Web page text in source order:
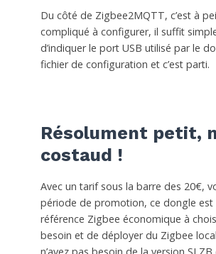
Du côté de Zigbee2MQTT, c’est à
compliqué à configurer, il suffit
d’indiquer le port USB utilisé par le
fichier de configuration et c’est parti.
Résolument petit,
costaud !
Avec un tarif sous la barre des 20€,
période de promotion, ce dongle est
référence Zigbee économique à
besoin et de déployer du Zigbee
n’avez pas besoin de la version